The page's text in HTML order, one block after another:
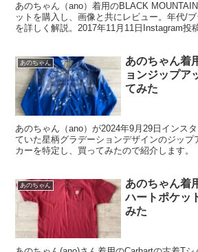
あのちゃん（ano）着用のBLACK
ットを購入し、画像と共にレビュー。年代/
を詳しく解説。2017年11月11日Instagram投
あのちゃん
あのちゃん着
ョンジップア
てみた
あのちゃん（ano）が2024年9月29日インス
ていた星柄グラデーションデザインのジップ
カーを特定し、買ってみたので紹介します。
あのちゃん
あのちゃん着
ハートポケッ
みた